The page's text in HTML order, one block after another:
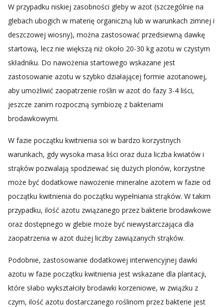
W przypadku niskiej zasobności gleby w azot (szczególnie na
glebach ubogich w materię organiczną lub w warunkach zimnej i
deszczowej wiosny), można zastosować przedsiewną dawkę
startową, lecz nie większą niż około 20-30 kg azotu w czystym
składniku. Do nawożenia startowego wskazane jest
zastosowanie azotu w szybko działającej formie azotanowej,
aby umożliwić zaopatrzenie roślin w azot do fazy 3-4 liści,
jeszcze zanim rozpoczną symbiozę z bakteriami
brodawkowymi.
W fazie początku kwitnienia soi w bardzo korzystnych
warunkach, gdy wysoka masa liści oraz duża liczba kwiatów i
strąków pozwalają spodziewać się dużych plonów, korzystne
może być dodatkowe nawożenie mineralne azotem w fazie od
początku kwitnienia do początku wypełniania strąków. W takim
przypadku, ilość azotu związanego przez bakterie brodawkowe
oraz dostępnego w glebie może być niewystarczająca dla
zaopatrzenia w azot dużej liczby zawiązanych strąków.
Podobnie, zastosowanie dodatkowej interwencyjnej dawki
azotu w fazie początku kwitnienia jest wskazane dla plantacji,
które słabo wykształciły brodawki korzeniowe, w związku z
czym, ilość azotu dostarczanego roślinom przez bakterie jest